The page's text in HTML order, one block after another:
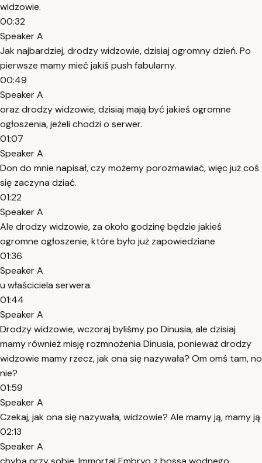
widzowie.
00:32
Speaker A
Jak najbardziej, drodzy widzowie, dzisiaj ogromny dzień. Po
pierwsze mamy mieć jakiś push fabularny.
00:49
Speaker A
oraz drodzy widzowie, dzisiaj mają być jakieś ogromne
ogłoszenia, jeżeli chodzi o serwer.
01:07
Speaker A
Don do mnie napisał, czy możemy porozmawiać, więc już coś
się zaczyna dziać.
01:22
Speaker A
Ale drodzy widzowie, za około godzinę będzie jakieś
ogromne ogłoszenie, które było już zapowiedziane
01:36
Speaker A
u właściciela serwera.
01:44
Speaker A
Drodzy widzowie, wczoraj byliśmy po Dinusia, ale dzisiaj
mamy również misję rozmnożenia Dinusia, ponieważ drodzy
widzowie mamy rzecz, jak ona się nazywała? Om omś tam, no
nie?
01:59
Speaker A
Czekaj, jak ona się nazywała, widzowie? Ale mamy ją, mamy ją
02:13
Speaker A